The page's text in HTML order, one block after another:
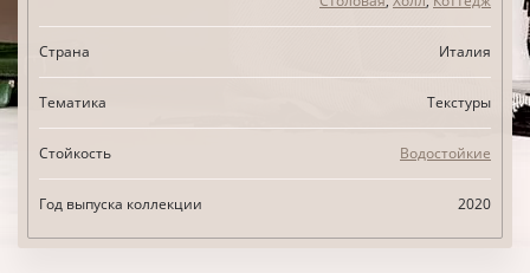
Страна Италия
Тематика Текстуры
Стойкость Водостойкие
Год выпуска коллекции 2020